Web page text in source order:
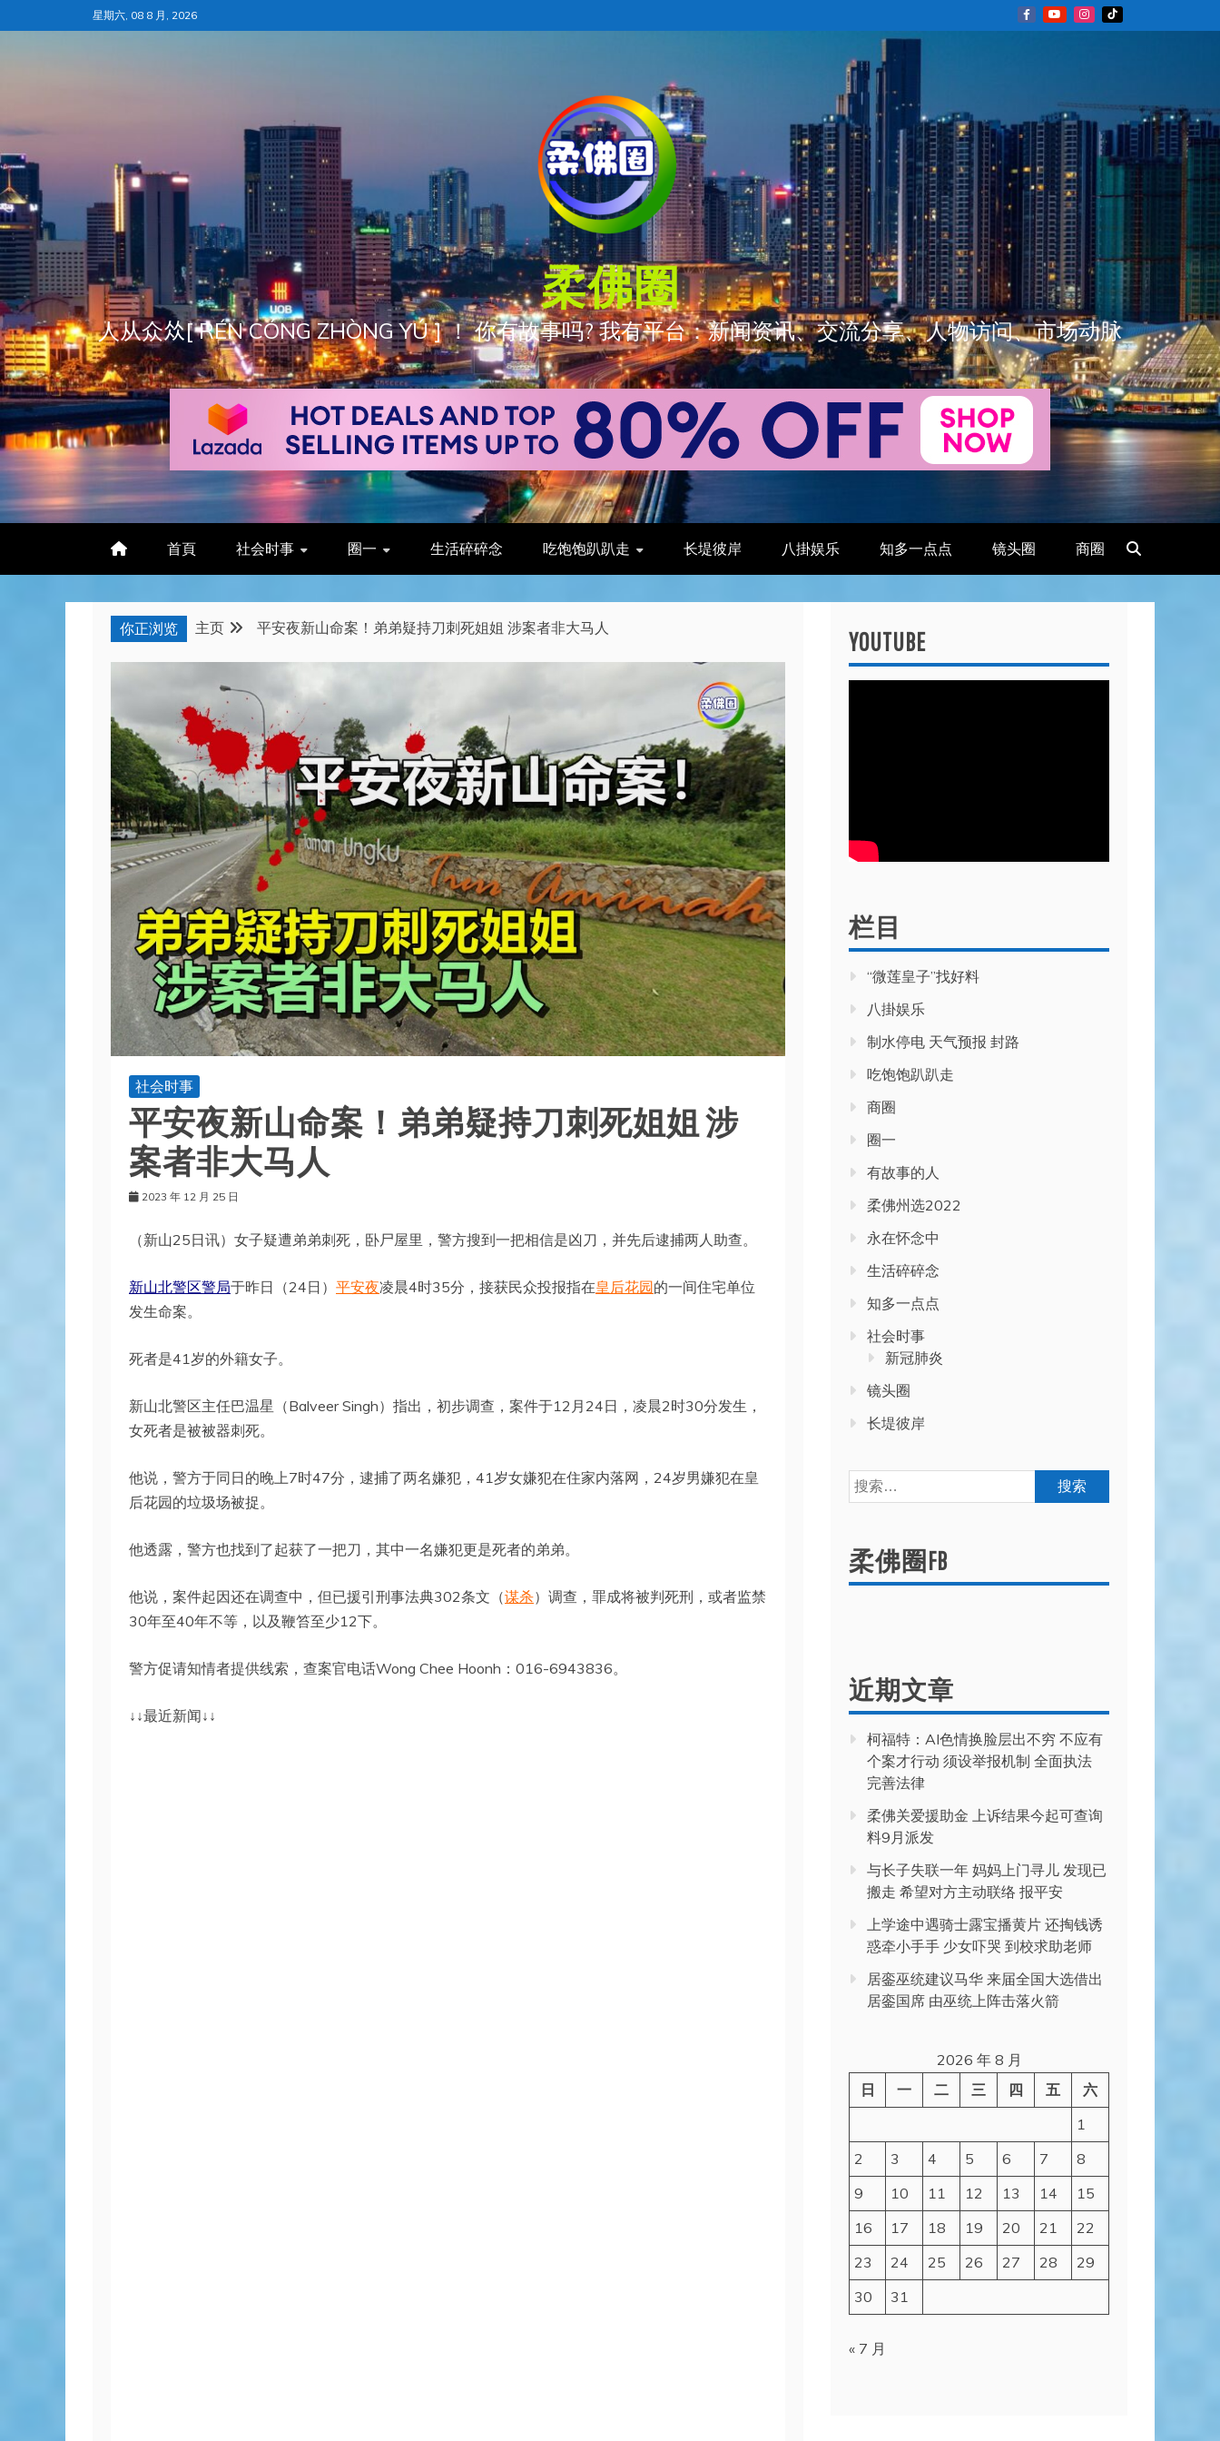
至
星期六, 08 8 月, 2026
柔佛圈
人从众𠈌[ RÉN CÓNG ZHÒNG YÚ ] ！ 你有故事吗? 我有平台：新闻资讯、交流分享、人物访问、市场动脉
首頁 社会时事 圈一 生活碎碎念 吃饱饱趴趴走 长堤彼岸 八掛娱乐 知多一点点 镜头圈 商圈
你正浏览 主页 平安夜新山命案！弟弟疑持刀刺死姐姐 涉案者非大马人
社会时事
平安夜新山命案！弟弟疑持刀刺死姐姐 涉
案者非大马人
2023 年 12 月 25 日
（新山25日讯）女子疑遭弟弟刺死，卧尸屋里，警方搜到一把相信是凶刀，并先后逮捕两人助查。
新山北警区警局于昨日（24日） 平安夜凌晨4时35分，接获民众投报指在皇后花园的一间住宅单位
发生命案。
死者是41岁的外籍女子。
新山北警区主任巴温星（Balveer Singh）指出，初步调查，案件于12月24日，凌晨2时30分发生，
女死者是被被器刺死。
他说，警方于同日的晚上7时47分，逮捕了两名嫌犯，41岁女嫌犯在住家内落网，24岁男嫌犯在皇
后花园的垃圾场被捉。
他透露，警方也找到了起获了一把刀，其中一名嫌犯更是死者的弟弟。
他说，案件起因还在调查中，但已援引刑事法典302条文（谋杀）调查，罪成将被判死刑，或者监禁
30年至40年不等，以及鞭笞至少12下。
警方促请知情者提供线索，查案官电话Wong Chee Hoonh：016-6943836。
↓↓最近新闻↓↓
YOUTUBE
栏目
“微莲皇子”找好料
八掛娱乐
制水停电 天气预报 封路
吃饱饱趴趴走
商圈
圈一
有故事的人
柔佛州选2022
永在怀念中
生活碎碎念
知多一点点
社会时事
新冠肺炎
镜头圈
长堤彼岸
搜
索：
柔佛圈FB
近期文章
柯福特：AI色情换脸层出不穷 不应有
个案才行动 须设举报机制 全面执法
完善法律
柔佛关爱援助金 上诉结果今起可查询
料9月派发
与长子失联一年 妈妈上门寻儿 发现已
搬走 希望对方主动联络 报平安
上学途中遇骑士露宝播黄片 还掏钱诱
惑牵小手手 少女吓哭 到校求助老师
居銮巫统建议马华 来届全国大选借出
居銮国席 由巫统上阵击落火箭
2026 年 8 月
日
一 二 三 四 五
六
1
2
3 4 5 6 7
8
9
10 11 12 13 14
15
16
17 18 19 20 21
22
23
24 25 26 27 28
29
30
31
« 7 月